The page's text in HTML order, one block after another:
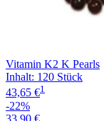
Vitamin K2 K Pearls
Inhalt: 120 Stück
43,65 €1
-22%
33,90 €